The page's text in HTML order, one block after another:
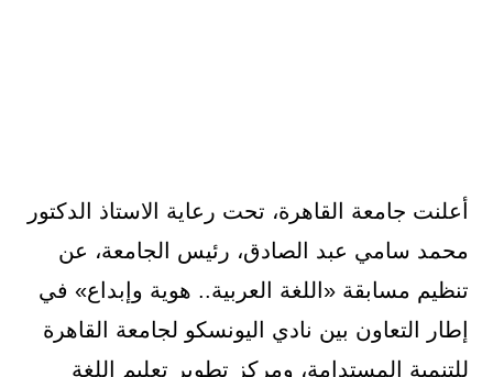
أعلنت جامعة القاهرة، تحت رعاية الاستاذ الدكتور
محمد سامي عبد الصادق، رئيس الجامعة، عن
تنظيم مسابقة «اللغة العربية.. هوية وإبداع» في
إطار التعاون بين نادي اليونسكو لجامعة القاهرة
للتنمية المستدامة، ومركز تطوير تعليم اللغة